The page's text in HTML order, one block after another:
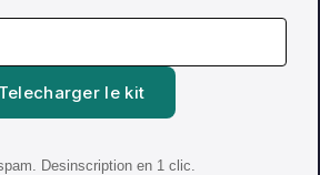
Telecharger le kit
Desinscription en 1 clic.